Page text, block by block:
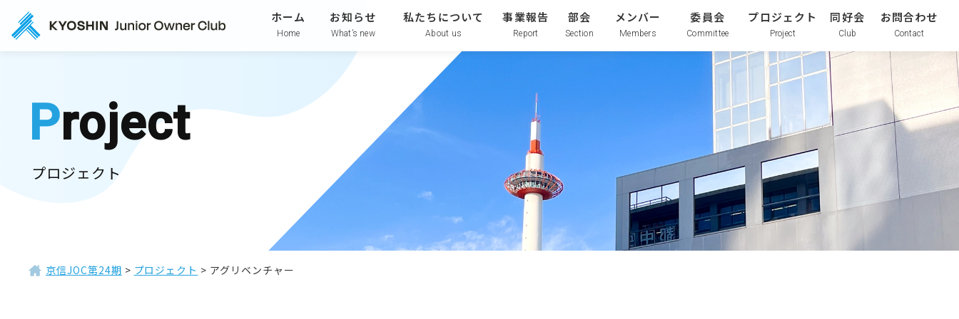
ホーム
Home
お知らせ
What’s new
私たちについて
About us
事業報告
Report
部会
Section
メンバー
Members
委員会
Committee
プロジェクト
Project
同好会
Club
お問合わせ
Contact
Project
プロジェクト
京信JOC第24期 > プロジェクト > アグリベンチャー